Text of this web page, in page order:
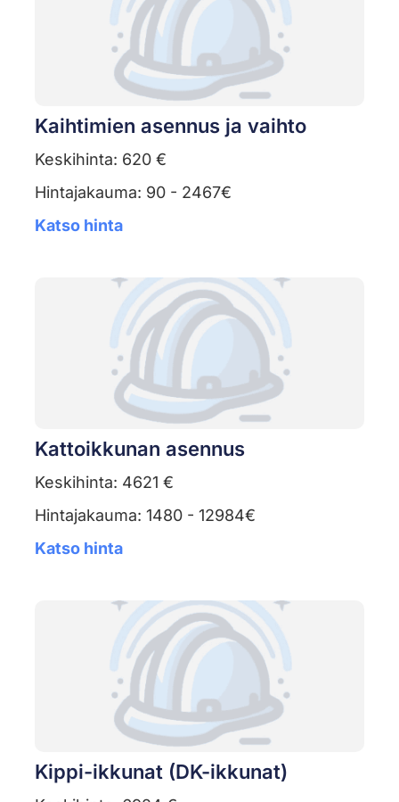
Kaihtimien asennus ja vaihto
Keskihinta: 620 €
Hintajakauma: 90 - 2467€
Katso hinta
Kattoikkunan asennus
Keskihinta: 4621 €
Hintajakauma: 1480 - 12984€
Katso hinta
Kippi-ikkunat (DK-ikkunat)